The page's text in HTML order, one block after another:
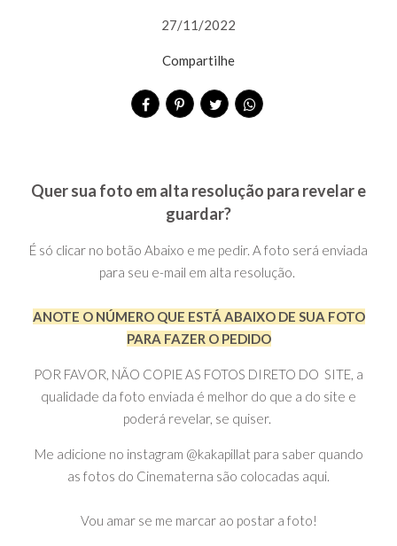
27/11/2022
Compartilhe
Quer sua foto em alta resolução para revelar e
guardar?
É só clicar no botão Abaixo e me pedir. A foto será enviada
para seu e-mail em alta resolução.
ANOTE O NÚMERO QUE ESTÁ ABAIXO DE SUA FOTO
PARA FAZER O PEDIDO
POR FAVOR, NÃO COPIE AS FOTOS DIRETO DO SITE, a
qualidade da foto enviada é melhor do que a do site e
poderá revelar, se quiser.
Me adicione no instagram @kakapillat para saber quando
as fotos do Cinematerna são colocadas aqui.
Vou amar se me marcar ao postar a foto!